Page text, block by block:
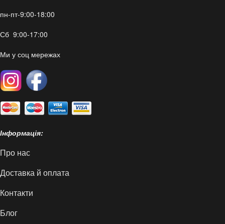
пн-пт-9:00-18:00
Сб 9:00-17:00
Ми у соц мережах
Інформація:
Про нас
Доставка й оплата
Контакти
Блог